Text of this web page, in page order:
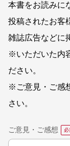
本書をお読みに
投稿されたお客
雑誌広告などに
※いただいた内
ださい。
※ご意見・ご感
さい。
ご意見・ご感想